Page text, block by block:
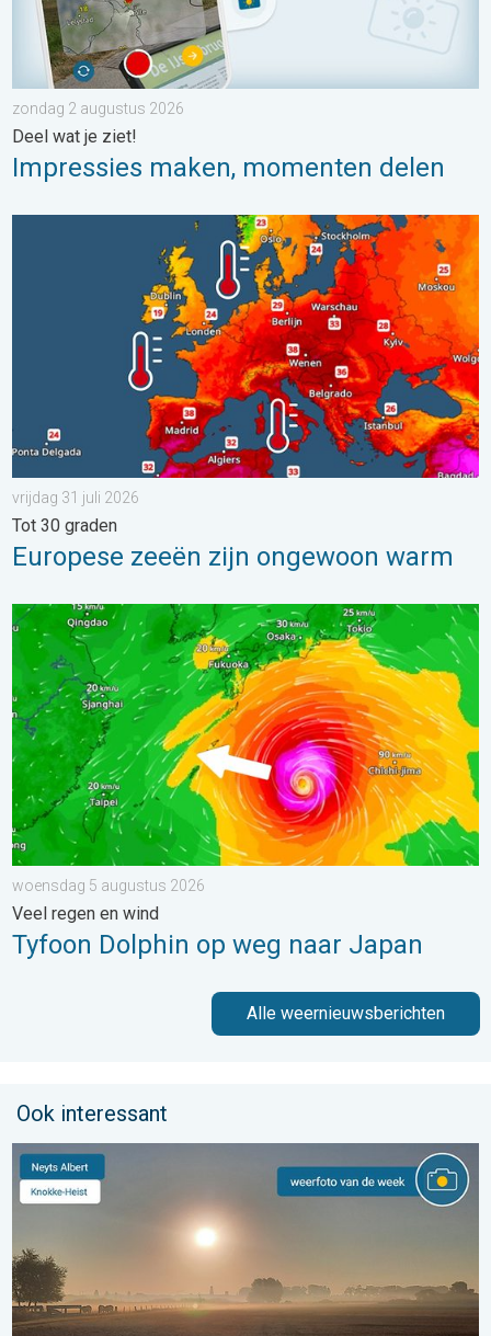
zondag 2 augustus 2026
Deel wat je ziet!
Impressies maken, momenten delen
Europese zeeën zijn ongewoon warm. Tot 30 graden. . .
vrijdag 31 juli 2026
Tot 30 graden
Europese zeeën zijn ongewoon warm
Tyfoon Dolphin op weg naar Japan. Veel regen en wind. . .
woensdag 5 augustus 2026
Veel regen en wind
Tyfoon Dolphin op weg naar Japan
Alle weernieuwsberichten
Ook interessant
De weerfoto van de week. Weer&Radar uploader. . . zaterdag